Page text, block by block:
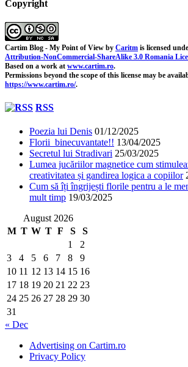
Copyright
Cartim Blog - My Point of View by Caritm is licensed
Attribution-NonCommercial-ShareAlike 3.0 Romania
Based on a work at www.cartim.ro.
Permissions beyond the scope of this license may be
https://www.cartim.ro/.
RSS
Poezia lui Denis 01/12/2025
Florii binecuvantate!! 13/04/2025
Secretul lui Stradivari 25/03/2025
Lumea jucăriilor magnetice cum
creativitatea și gandirea logica a copiilor
Cum să îți îngrijești florile pentru a le
mult timp 19/03/2025
August 2026
M T W T F S
S
1
2
3
4 5 6 7 8
9
10 11 12 13 14 15 16
17 18 19 20 21 22 23
24 25 26 27 28 29 30
31
« Dec
Advertising on Cartim.ro
Privacy Policy